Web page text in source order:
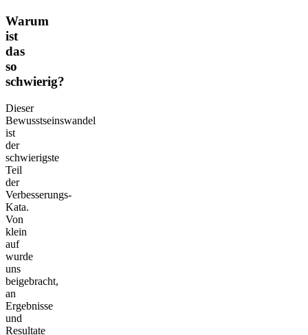
Warum
ist
das
so
schwierig?
Dieser
Bewusstseinswandel
ist
der
schwierigste
Teil
der
Verbesserungs-
Kata.
Von
klein
auf
wurde
uns
beigebracht,
an
Ergebnisse
und
Resultate